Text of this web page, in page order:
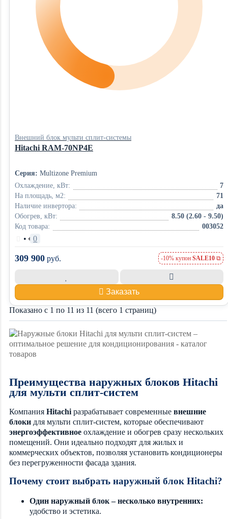
Внешний блок мульти сплит-системы
Hitachi RAM-70NP4E
Серия: Multizone Premium
Охлаждение, кВт:
7
На площадь, м2:
71
Наличие инвертора:
да
Обогрев, кВт:
8.50 (2.60 - 9.50)
Код товара:
003052
• 0
309 900 руб. -10% купон SALE10
Заказать
Показано с 1 по 11 из 11 (всего 1 страниц)
Преимущества наружных блоков Hitachi
для мульти сплит-систем
Компания Hitachi разрабатывает современные внешние
блоки для мульти сплит-систем, которые обеспечивают
энергоэффективное охлаждение и обогрев сразу нескольких
помещений. Они идеально подходят для жилых и
коммерческих объектов, позволяя установить кондиционеры
без перегруженности фасада здания.
Почему стоит выбрать наружный блок Hitachi?
Один наружный блок – несколько внутренних:
удобство и эстетика.